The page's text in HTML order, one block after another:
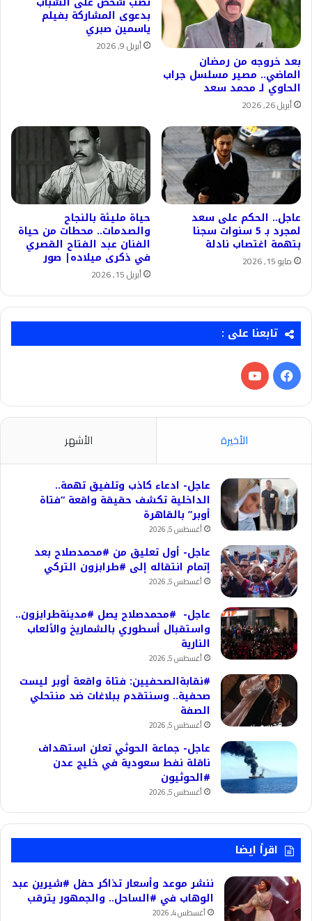
بعد خروجه من رمضان
الماضي.. مصير مسلسل جراب
الحاوي لـ محمد سعد
أبريل 26, 2026
بدعوى المشاركة بفيلم
ياسمين صبري
أبريل 9, 2026
عاجل.. الحكم على سعد
لمجرد بـ 5 سنوات سجنا
بتهمة اغتصاب نادلة
مايو 15, 2026
حياة مليئة بالنجاح
والصدمات.. محطات من حياة
الفنان عبد الفتاح القصري
في ذكرى ميلاده| صور
أبريل 15, 2026
تابعنا على :
فيسبوك‫YouTube
الأخيرة الأشهر
عاجل- ادعاء كاذب وتلفيق تهمة..
الداخلية تكشف حقيقة واقعة “فتاة
أوبر” بالقاهرة
أغسطس 5, 2026
عاجل- أول تعليق من #محمدصلاح بعد
إتمام انتقاله إلى #طرابزون التركي
أغسطس 5, 2026
عاجل- #محمدصلاح يصل #مدينةطرابزون..
واستقبال أسطوري بالشماريخ والألعاب
النارية
أغسطس 5, 2026
#نقابةالصحفيين: فتاة واقعة أوبر ليست
صحفية.. وسنتقدم ببلاغات ضد منتحلي
الصفة
أغسطس 5, 2026
عاجل- جماعة الحوثي تعلن استهداف
ناقلة نفط سعودية في خليج عدن
#الحوثيون
أغسطس 5, 2026
اقرأ ايضا
ننشر موعد وأسعار تذاكر حفل #شيرين عبد
الوهاب في #الساحل.. والجمهور يترقب
أغسطس 4, 2026